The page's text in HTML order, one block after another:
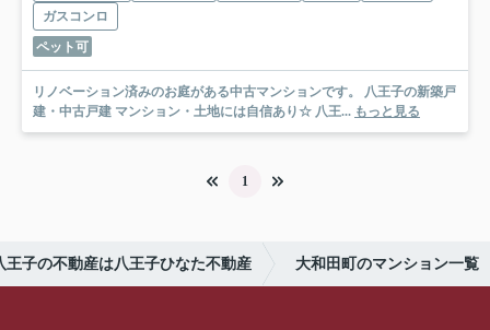
ガスコンロ
ペット可
リノベーション済みのお庭がある中古マンションです。 八王子の新築戸
建・中古戸建 マンション・土地には自信あり☆ 八王... もっと見る
1
王子の不動産は八王子ひなた不動産 大和田町のマンション一覧